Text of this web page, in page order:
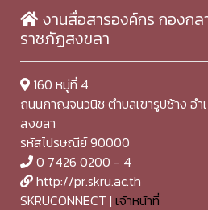
งานสื่อสารองค์กร กองก
ราชภัฏสงขลา
160 หมู่ที่ 4
ถนนกาญจนวนิช ตำบลเขารูปช้าง อำ
สงขลา
รหัสไปรษณีย์ 90000
0 7426 0200 - 4
http://pr.skru.ac.th
SKRUCONNECT | เจ้าหน้าที่